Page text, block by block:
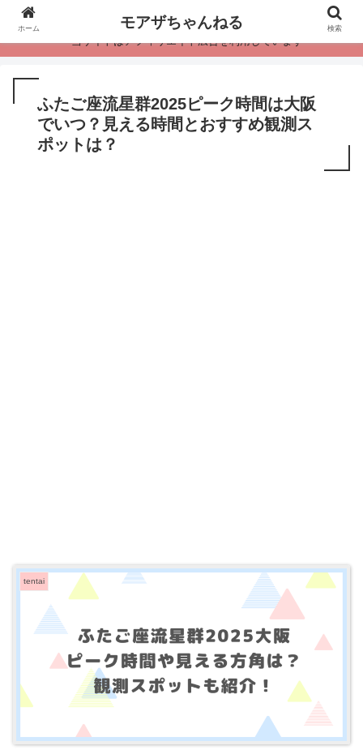
・当サイトはアフィリエイト広告を利用しています
ふたご座流星群2025ピーク時間は大阪
でいつ？見える時間とおすすめ観測ス
ポットは？
tentai
ホーム モアザちゃんねる 検索